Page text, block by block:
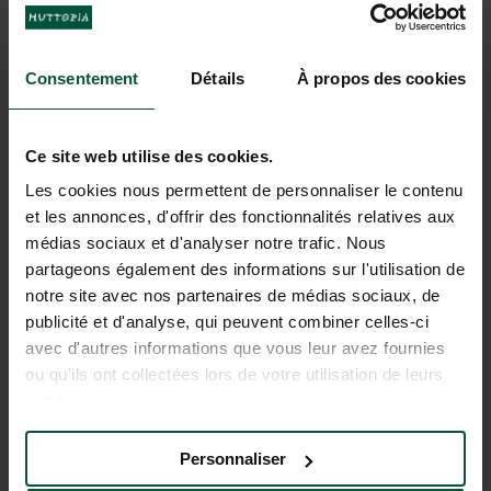
Consentement Détails À propos des cookies
Ce site web utilise des cookies.
Les cookies nous permettent de personnaliser le contenu
et les annonces, d'offrir des fonctionnalités relatives aux
médias sociaux et d'analyser notre trafic. Nous
partageons également des informations sur l'utilisation de
notre site avec nos partenaires de médias sociaux, de
publicité et d'analyse, qui peuvent combiner celles-ci
avec d'autres informations que vous leur avez fournies
ou qu'ils ont collectées lors de votre utilisation de leurs
Personnaliser
VACACIONES EN SARLAT